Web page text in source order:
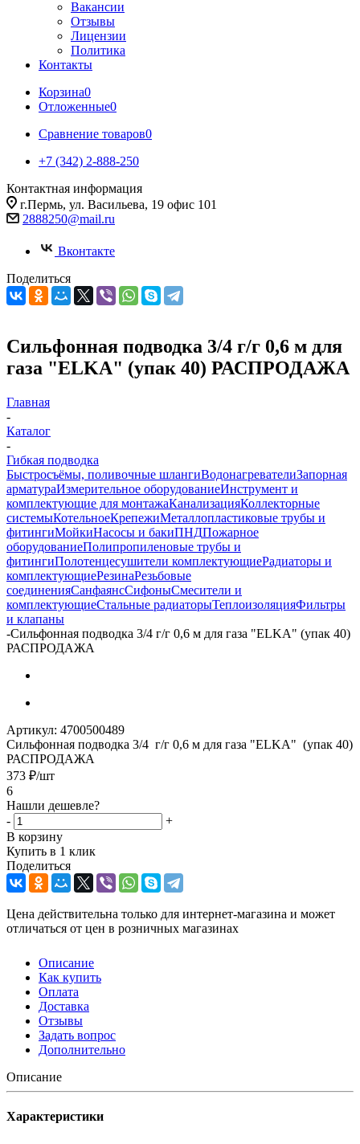
Вакансии
Отзывы
Лицензии
Политика
Контакты
Корзина0
Отложенные0
Сравнение товаров0
+7 (342) 2-888-250
Контактная информация
г.Пермь, ул. Васильева, 19 офис 101
2888250@mail.ru
Вконтакте
Поделиться
Сильфонная подводка 3/4 г/г 0,6 м для
газа "ELKA" (упак 40) РАСПРОДАЖА
Главная
-
Каталог
-
Гибкая подводка
Быстросъёмы, поливочные шлангиВодонагревателиЗапорная
арматураИзмерительное оборудованиеИнструмент и
комплектующие для монтажаКанализацияКоллекторные
системыКотельноеКрепежиМеталлопластиковые трубы и
фитингиМойкиНасосы и бакиПНДПожарное
оборудованиеПолипропиленовые трубы и
фитингиПолотенцесушители комплектующиеРадиаторы и
комплектующиеРезинаРезьбовые
соединенияСанфаянсСифоныСмесители и
комплектующиеСтальные радиаторыТеплоизоляцияФильтры
и клапаны
-Сильфонная подводка 3/4 г/г 0,6 м для газа "ELKA" (упак 40)
РАСПРОДАЖА
Артикул: 4700500489
Сильфонная подводка 3/4 г/г 0,6 м для газа "ELKA" (упак 40)
РАСПРОДАЖА
373 ₽/шт
6
Нашли дешевле?
-
+
В корзину
Купить в 1 клик
Поделиться
Цена действительна только для интернет-магазина и может
отличаться от цен в розничных магазинах
Описание
Как купить
Оплата
Доставка
Отзывы
Задать вопрос
Дополнительно
Описание
Характеристики